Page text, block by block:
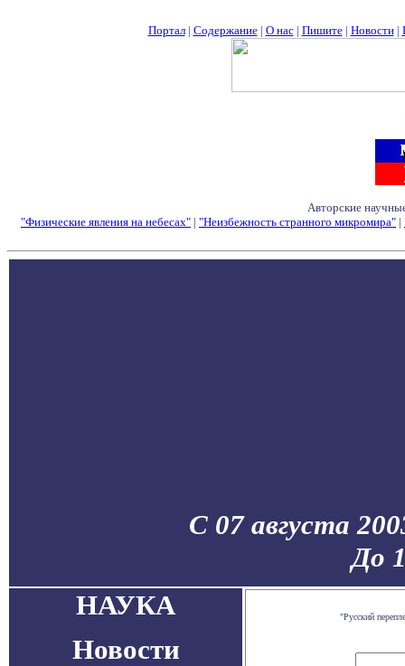
Портал| Содержание| О нас| Пишите| Новости|
Авторские
"Физические явления на небесах" | "Неизбежность странного микромира" |
С 07 августа
До
НАУКА
Новости
"Русский